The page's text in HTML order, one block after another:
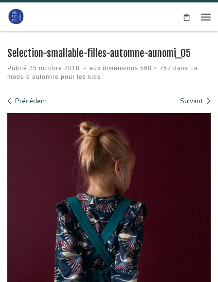
Passer au contenu
Selection-smallable-filles-automne-aunomi_05
Publié 25 octobre 2018 - aux dimensions 568 × 757 dans La
mode d’automne pour les kids
Navigation des images
Précédent Suivant